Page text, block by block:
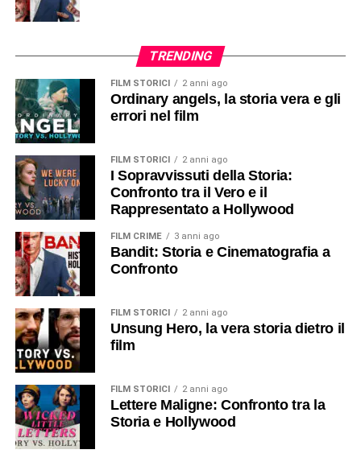
TRENDING
FILM STORICI 2 anni ago
Ordinary angels, la storia vera e gli
errori nel film
FILM STORICI 2 anni ago
I Sopravvissuti della Storia:
Confronto tra il Vero e il
Rappresentato a Hollywood
FILM CRIME 3 anni ago
Bandit: Storia e Cinematografia a
Confronto
FILM STORICI 2 anni ago
Unsung Hero, la vera storia dietro il
film
FILM STORICI 2 anni ago
Lettere Maligne: Confronto tra la
Storia e Hollywood